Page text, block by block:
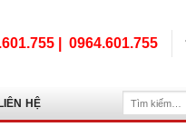
| 0964.601.755
HỆ
kiếm: